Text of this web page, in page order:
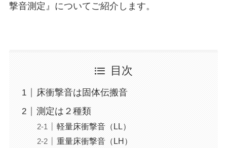
撃音測定』についてご紹介します。
目次
床衝撃音は固体伝搬音
測定は２種類
軽量床衝撃音（LL）
重量床衝撃音（LH）